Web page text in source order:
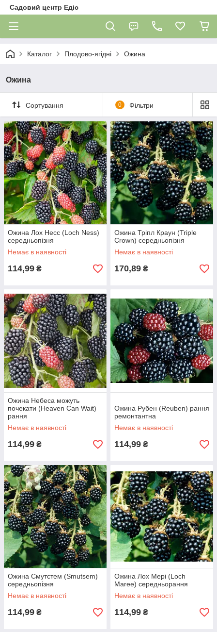
Садовий центр Едіс
Каталог Плодово-ягідні Ожина
Ожина
Сортування 0 Фільтри
Ожина Лох Несс (Loch Ness)
середньопізня
Немає в наявності
114,99 ₴
Ожина Тріпл Краун (Triple
Crown) середньопізня
Немає в наявності
170,89 ₴
Ожина Небеса можуть
почекати (Heaven Can Wait)
рання
Немає в наявності
114,99 ₴
Ожина Рубен (Reuben) рання
ремонтантна
Немає в наявності
114,99 ₴
Ожина Смутстем (Smutsem)
середньопізня
Немає в наявності
114,99 ₴
Ожина Лох Мері (Loch
Maree) середньорання
Немає в наявності
114,99 ₴